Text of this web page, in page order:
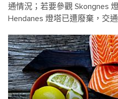
通情況；若要參觀 Skongnes
Hendanes 燈塔已遭廢棄，交